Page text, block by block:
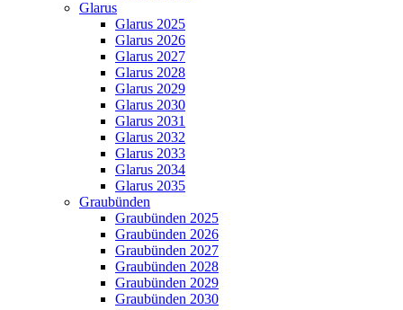
Glarus
Glarus 2025
Glarus 2026
Glarus 2027
Glarus 2028
Glarus 2029
Glarus 2030
Glarus 2031
Glarus 2032
Glarus 2033
Glarus 2034
Glarus 2035
Graubünden
Graubünden 2025
Graubünden 2026
Graubünden 2027
Graubünden 2028
Graubünden 2029
Graubünden 2030